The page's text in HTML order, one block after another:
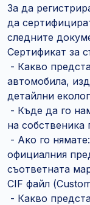
За да
да
следните
Сертификат за
- Какво
автомобила,
детайлни
- Къде да го
на собственика
- Ако го
официалния
съответната
CIF файл
- Какво